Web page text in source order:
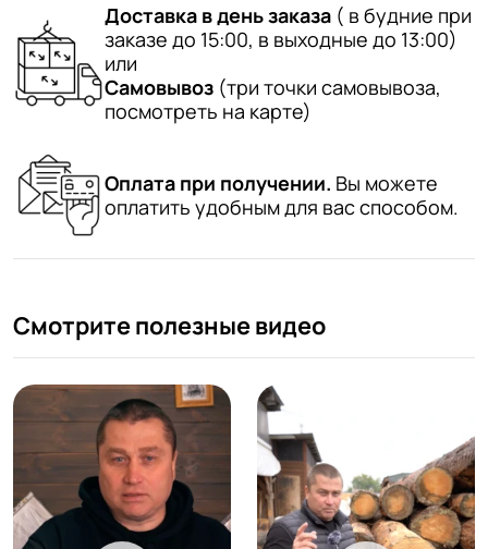
Доставка в день заказа ( в будние при
заказе до 15:00, в выходные до 13:00)
или
Самовывоз (три точки самовывоза,
посмотреть на карте)
Оплата при получении. Вы можете
оплатить удобным для вас способом.
Смотрите полезные видео